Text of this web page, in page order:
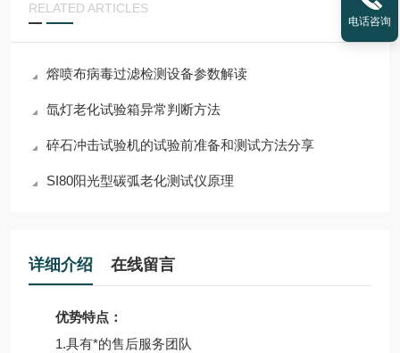
RELATED ARTICLES
熔喷布病毒过滤检测设备参数解读
氙灯老化试验箱异常判断方法
碎石冲击试验机的试验前准备和测试方法分享
SI80阳光型碳弧老化测试仪原理
详细介绍 在线留言
优势特点：
1.具有*的售后服务团队
电话咨询